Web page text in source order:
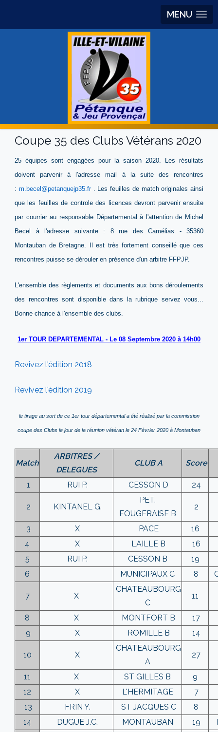
MENU
Coupe 35 des Clubs Vétérans 2020
25 équipes sont engagées pour la saison 2020. Les résultats
doivent parvenir à l'adresse mail à la suite des rencontres
: m.becel@petanquejp35.fr. Les feuilles de match originales ainsi
que les feuilles de controle des licences devront parvenir ensuite
par courrier au responsable Départemental à l'attention de Michel
Becel à l'adresse suivante : 8 rue des Camélias - 35360
Montauban de Bretagne. Il est très fortement conseillé que ces
rencontres puisse se dérouler en présence d'un arbitre FFPJP.
L'ensemble des règlements et documents aux bons déroulements
des rencontres sont disponible dans la rubrique servez vous...
Bonne chance à l'ensemble des clubs.
1er TOUR DEPARTEMENTAL - Le 08 Septembre 2020 à 14h00
Revivez l'édition 2018
Revivez l'édition 2019
le tirage au sort de ce 1er tour départemental a été réalisé par la commission
coupe des Clubs le jour de la réunion vétéran le 24 Février 2020 à Montauban
Match
ARBITRES /
DELEGUES
CLUB A Score
1 RUI P. CESSON D 24
2 KINTANEL G.
PET.
FOUGERAISE B
2
3 X PACE
16
4
X LAILLE B
16
5
RUI P. CESSON B
19
6
MUNICIPAUX C 8
7 X
CHATEAUBOURG
C
11
8 X MONTFORT B
17
9
X ROMILLE B 14
10 X
CHATEAUBOURG
A
27
11 X ST GILLES B
9
12
X L'HERMITAGE
7
13
FRIN Y. ST JACQUES C
8
14
DUGUE J.C. MONTAUBAN 19